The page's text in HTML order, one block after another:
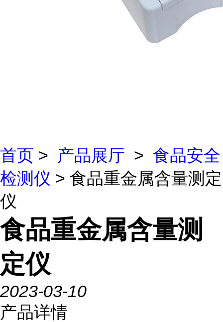
首页 > 产品展厅 > 食品安全
检测仪 > 食品重金属含量测定
仪
食品重金属含量测
定仪
2023-03-10
产品详情